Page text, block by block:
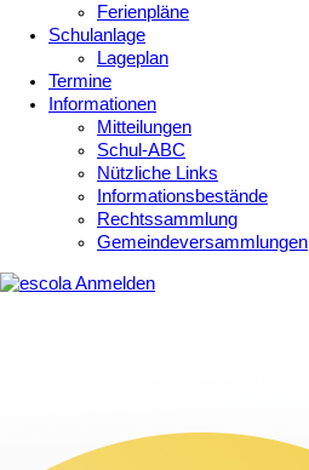
Ferienpläne
Schulanlage
Lageplan
Termine
Informationen
Mitteilungen
Schul-ABC
Nützliche Links
Informationsbestände
Rechtssammlung
Gemeindeversammlungen
Anmelden